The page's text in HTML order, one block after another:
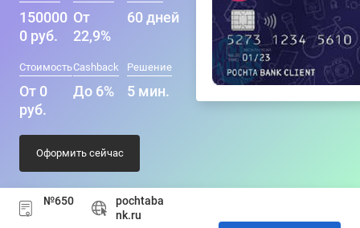
150000
0 руб.
От
22,9%
60 дней
Стоимость
От 0
руб.
Cashback
До 6%
Решение
5 мин.
Оформить сейчас
№650
pochtaba
nk.ru